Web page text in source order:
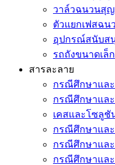
วาล์วฉนวนสุ
ตัวแยกเฟสฉ
อุปกรณ์สนับส
รถถังขนาดเล็ก
สารละลาย
กรณีศึกษาแล
กรณีศึกษาแล
เคสและโซลูชั
กรณีศึกษาแล
กรณีศึกษาแล
กรณีศึกษาแล